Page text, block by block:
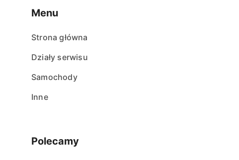
Menu
Strona główna
Działy serwisu
Samochody
Inne
Polecamy